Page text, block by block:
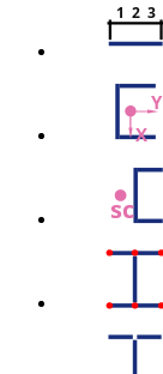
1  2  3
Y
X
sc